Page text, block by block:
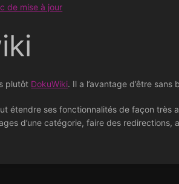
de mise à jour
plutôt DokuWiki. Il a l’avantage d’être
étendre ses fonctionnalités de façon très
d’une catégorie, faire des redirections,